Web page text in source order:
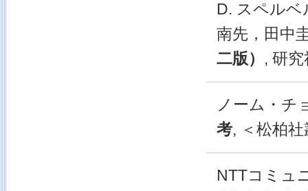
D. スペルベ
南先，田中
二版） , 研究
ノーム・チ
考, ＜松柏
NTTコミュ